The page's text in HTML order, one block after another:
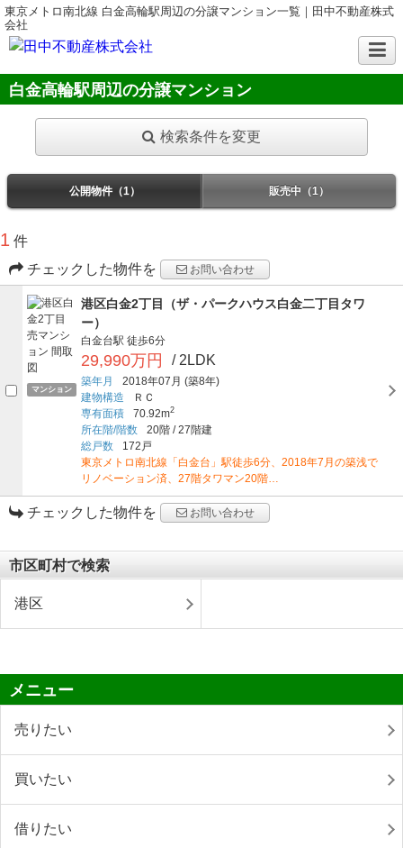
東京メトロ南北線 白金高輪駅周辺の分譲マンション一覧｜田中不動産株式
会社
白金高輪駅周辺の分譲マンション
検索条件を変更
公開物件（1） 販売中（1）
1 件
チェックした物件を
お問い合わせ
マンション
港区白金2丁目（ザ・パークハウス白金二丁目タワ
ー）
白金台駅 徒歩6分
29,990万円 / 2LDK
築年月 2018年07月 (築8年)
建物構造
ＲＣ
専有面積
70.92m2
所在階/階数 20階 /27階建
総戸数
172戸
東京メトロ南北線「白金台」駅徒歩6分、2018年7月の築浅で
リノベーション済、27階タワマン20階…
チェックした物件を お問い合わせ
市区町村で検索
港区
メニュー
売りたい
買いたい
借りたい